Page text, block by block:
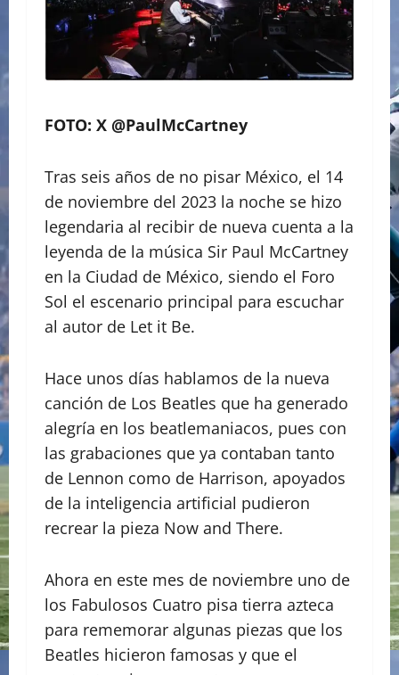
FOTO: X @PaulMcCartney
Tras seis años de no pisar México, el 14
de noviembre del 2023 la noche se hizo
legendaria al recibir de nueva cuenta a la
leyenda de la música Sir Paul McCartney
en la Ciudad de México, siendo el Foro
Sol el escenario principal para escuchar
al autor de Let it Be.
Hace unos días hablamos de la nueva
canción de Los Beatles que ha generado
alegría en los beatlemaniacos, pues con
las grabaciones que ya contaban tanto
de Lennon como de Harrison, apoyados
de la inteligencia artificial pudieron
recrear la pieza Now and There.
Ahora en este mes de noviembre uno de
los Fabulosos Cuatro pisa tierra azteca
para rememorar algunas piezas que los
Beatles hicieron famosas y que el